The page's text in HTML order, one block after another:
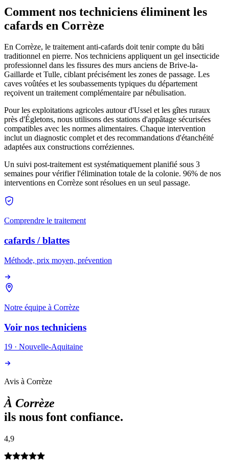
Comment nos techniciens éliminent les
cafards en Corrèze
En Corrèze, le traitement anti-cafards doit tenir compte du bâti
traditionnel en pierre. Nos techniciens appliquent un gel insecticide
professionnel dans les fissures des murs anciens de Brive-la-
Gaillarde et Tulle, ciblant précisément les zones de passage. Les
caves voûtées et les soubassements typiques du département
reçoivent un traitement complémentaire par nébulisation.
Pour les exploitations agricoles autour d'Ussel et les gîtes ruraux
près d'Égletons, nous utilisons des stations d'appâtage sécurisées
compatibles avec les normes alimentaires. Chaque intervention
inclut un diagnostic complet et des recommandations d'étanchéité
adaptées aux constructions corréziennes.
Un suivi post-traitement est systématiquement planifié sous 3
semaines pour vérifier l'élimination totale de la colonie. 96% de nos
interventions en Corrèze sont résolues en un seul passage.
Comprendre le traitement
cafards / blattes
Méthode, prix moyen, prévention
Notre équipe à Corrèze
Voir nos techniciens
19 · Nouvelle-Aquitaine
Avis à Corrèze
À Corrèze
ils nous font confiance.
4,9